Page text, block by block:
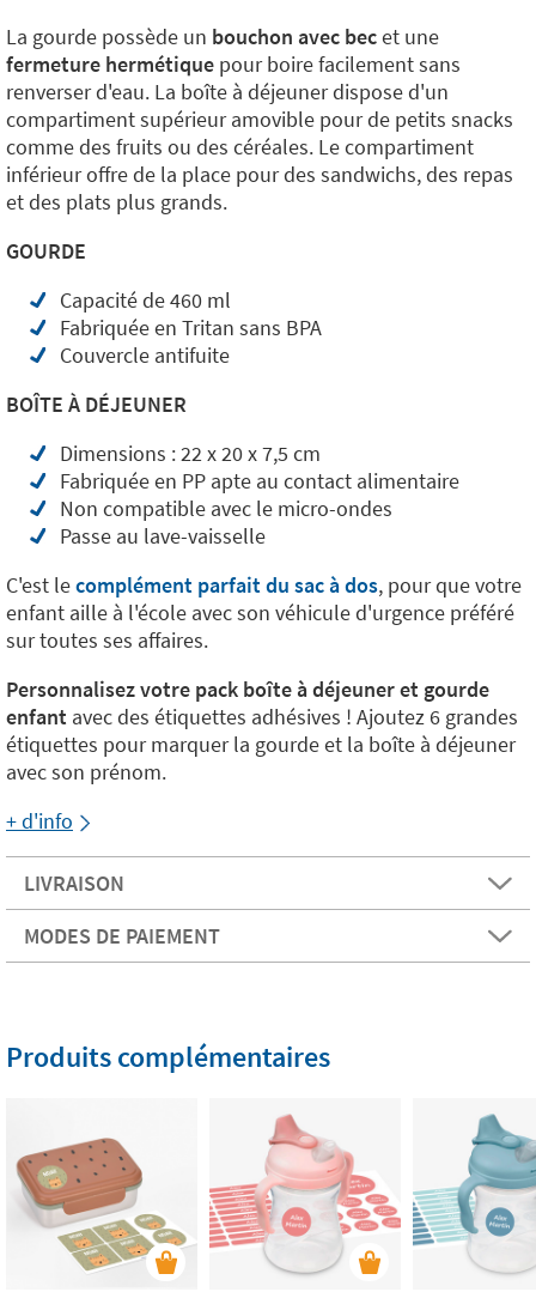
La gourde possède un bouchon avec becet une
fermeture hermétique pour boire facilement sans
renverser d'eau. La boîte à déjeuner dispose d'un
compartiment supérieur amovible pour de petits snacks
comme des fruits ou des céréales. Le compartiment
inférieur offre de la place pour des sandwichs, des repas
et des plats plus grands.
GOURDE
Capacité de 460 ml
Fabriquée en Tritan sans BPA
Couvercle antifuite
BOÎTE À DÉJEUNER
Dimensions : 22 x 20 x 7,5 cm
Fabriquée en PP apte au contact alimentaire
Non compatible avec le micro-ondes
Passe au lave-vaisselle
C'est lecomplément parfait du sac à dos, pour que votre
enfant aille à l'école avec son véhicule d'urgence préféré
sur toutes ses affaires.
Personnalisez votre pack boîte à déjeuner et gourde
enfant avec des étiquettes adhésives ! Ajoutez 6 grandes
étiquettes pour marquer la gourde et la boîte à déjeuner
avec son prénom.
+ d'info
LIVRAISON
MODES DE PAIEMENT
Produits complémentaires